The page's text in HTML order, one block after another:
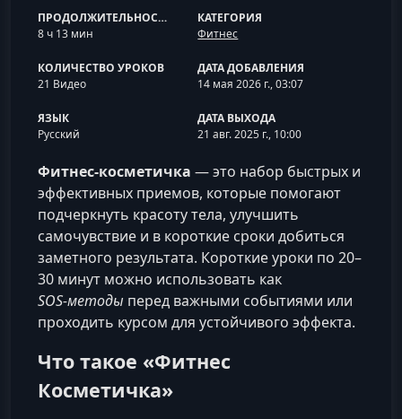
ПРОДОЛЖИТЕЛЬНОСТЬ
8 ч 13 мин
КАТЕГОРИЯ
Фитнес
КОЛИЧЕСТВО УРОКОВ
21 Видео
ДАТА ДОБАВЛЕНИЯ
14 мая 2026 г., 03:07
ЯЗЫК
Русский
ДАТА ВЫХОДА
21 авг. 2025 г., 10:00
Фитнес‑косметичка — это набор быстрых и
эффективных приемов, которые помогают
подчеркнуть красоту тела, улучшить
самочувствие и в короткие сроки добиться
заметного результата. Короткие уроки по 20–
30 минут можно использовать как
SOS‑методы перед важными событиями или
проходить курсом для устойчивого эффекта.
Что такое «Фитнес
Косметичка»